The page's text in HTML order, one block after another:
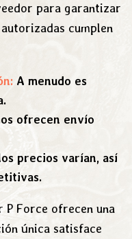
para garantizar
cumplen
A menudo es
ofrecen envío
precios varían, así
P Force ofrecen una
única satisface